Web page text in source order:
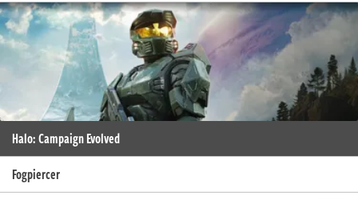
Halo: Campaign Evolved
Fogpiercer